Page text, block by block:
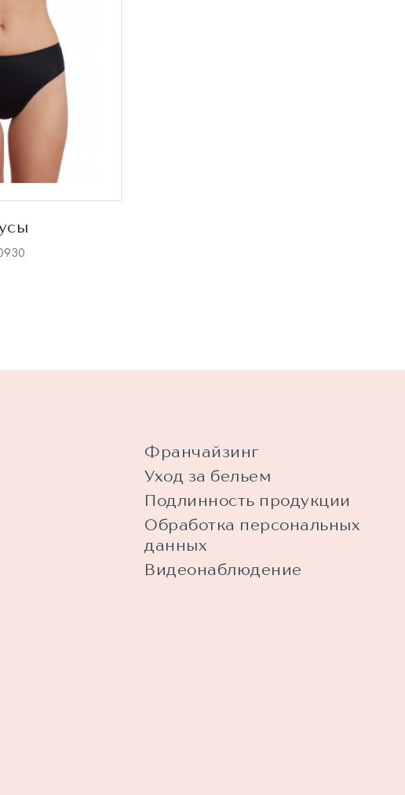
Франчайзинг
Уход за бельем
Подлинность продукции
Обработка персональных
данных
Видеонаблюдение